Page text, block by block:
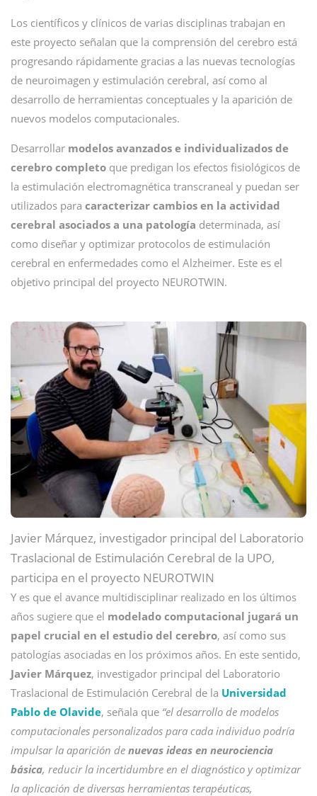
Los científicos y clínicos de varias disciplinas trabajan en
este proyecto señalan que la comprensión del cerebro está
progresando rápidamente gracias a las nuevas tecnologías
de neuroimagen y estimulación cerebral, así como al
desarrollo de herramientas conceptuales y la aparición de
nuevos modelos computacionales.
Desarrollar modelos avanzados e individualizados de
cerebro completo que predigan los efectos fisiológicos de
la estimulación electromagnética transcraneal y puedan ser
utilizados para caracterizar cambios en la actividad
cerebral asociados a una patología determinada, así
como diseñar y optimizar protocolos de estimulación
cerebral en enfermedades como el Alzheimer. Este es el
objetivo principal del proyecto NEUROTWIN.
Javier Márquez, investigador principal del Laboratorio
Traslacional de Estimulación Cerebral de la UPO,
participa en el proyecto NEUROTWIN
Y es que el avance multidisciplinar realizado en los últimos
años sugiere que el modelado computacional jugará un
papel crucial en el estudio del cerebro, así como sus
patologías asociadas en los próximos años. En este sentido,
Javier Márquez, investigador principal del Laboratorio
Traslacional de Estimulación Cerebral de la Universidad
Pablo de Olavide, señala que “el desarrollo de modelos
computacionales personalizados para cada individuo podría
impulsar la aparición de nuevas ideas en neurociencia
básica, reducir la incertidumbre en el diagnóstico y optimizar
la aplicación de diversas herramientas terapéuticas,